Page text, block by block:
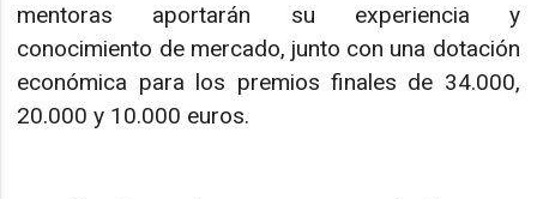
mentoras aportarán su experiencia y
conocimiento de mercado, junto con una dotación
económica para los premios finales de 34.000,
20.000 y 10.000 euros.